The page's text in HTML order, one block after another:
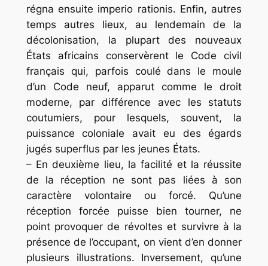
régna ensuite imperio rationis. Enfin, autres
temps autres lieux, au lendemain de la
décolonisation, la plupart des nouveaux
États africains conservèrent le Code civil
français qui, parfois coulé dans le moule
d’un Code neuf, apparut comme le droit
moderne, par différence avec les statuts
coutumiers, pour lesquels, souvent, la
puissance coloniale avait eu des égards
jugés superflus par les jeunes États.
– En deuxième lieu, la facilité et la réussite
de la réception ne sont pas liées à son
caractère volontaire ou forcé. Qu’une
réception forcée puisse bien tourner, ne
point provoquer de révoltes et survivre à la
présence de l’occupant, on vient d’en donner
plusieurs illustrations. Inversement, qu’une